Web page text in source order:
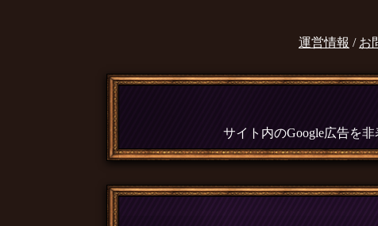
運営情報 / お
サイト内のGoogle広告を